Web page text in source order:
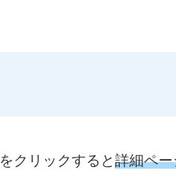
をクリックすると 詳細ペー